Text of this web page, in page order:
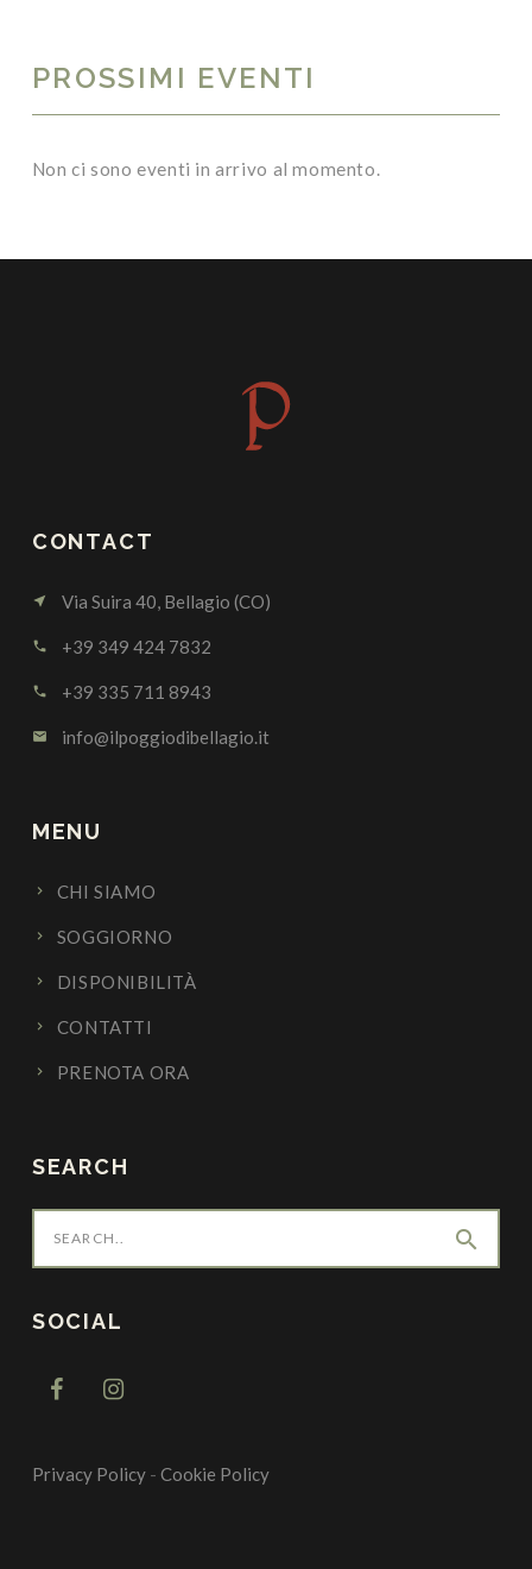
PROSSIMI EVENTI
Non ci sono eventi in arrivo al momento.
CONTACT
near_me Via Suira 40, Bellagio (CO)
call +39 349 424 7832
call +39 335 711 8943
email info@ilpoggiodibellagio.it
MENU
CHI SIAMO
SOGGIORNO
DISPONIBILITÀ
CONTATTI
PRENOTA ORA
SEARCH
search
SOCIAL
Privacy Policy- Cookie Policy